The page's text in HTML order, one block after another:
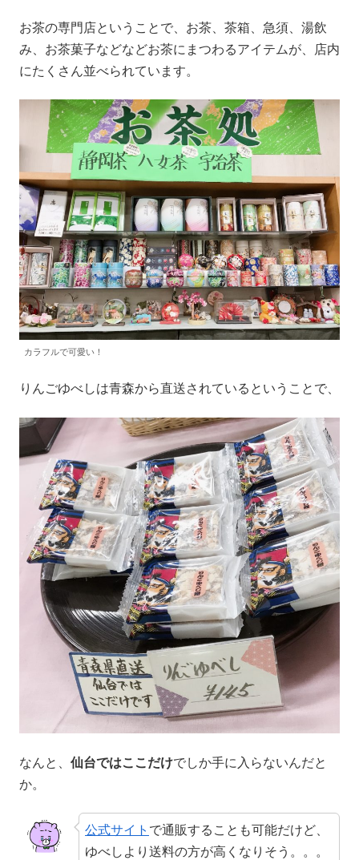
お茶の専門店ということで、お茶、茶箱、急須、湯飲
み、お茶菓子などなどお茶にまつわるアイテムが、店内
にたくさん並べられています。
カラフルで可愛い！
りんごゆべしは青森から直送されているということで、
なんと、 仙台ではここだけでしか手に入らないんだと
か。
公式サイト で通販することも可能だけど、
ゆべしより送料の方が高くなりそう。。。